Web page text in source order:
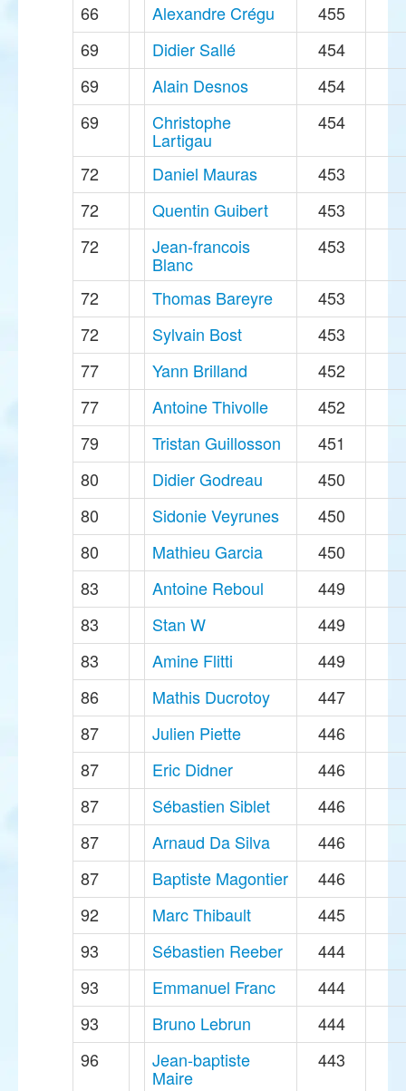
66
Alexandre Crégu
455
69
Didier Sallé
454
69
Alain Desnos
454
69
Christophe
Lartigau
454
72 Daniel Mauras
453
72
Quentin Guibert
453
72
Jean-francois
Blanc
453
72 Thomas Bareyre
453
72
Sylvain Bost
453
77
Yann Brilland
452
77
Antoine Thivolle
452
79
Tristan Guillosson
451
80
Didier Godreau
450
80
Sidonie Veyrunes
450
80
Mathieu Garcia
450
83
Antoine Reboul
449
83
Stan W
449
83
Amine Flitti
449
86
Mathis Ducrotoy
447
87
Julien Piette
446
87
Eric Didner
446
87
Sébastien Siblet
446
87
Arnaud Da Silva
446
87
Baptiste Magontier
446
92
Marc Thibault
445
93
Sébastien Reeber
444
93
Emmanuel Franc
444
93
Bruno Lebrun
444
96
Jean-baptiste
Maire
443